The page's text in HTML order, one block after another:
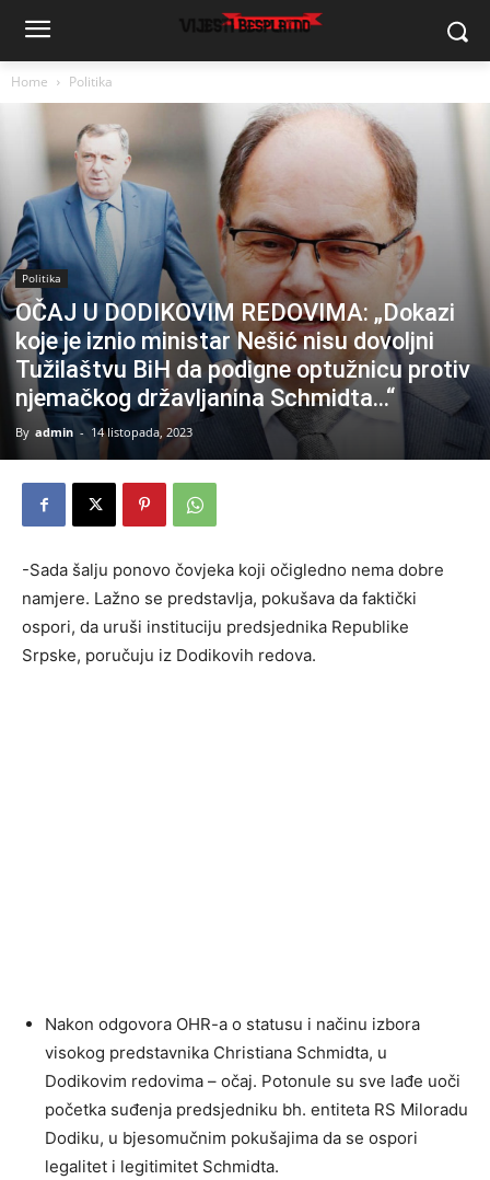
Home Politika
Politika
OČAJ U DODIKOVIM REDOVIMA: „Dokazi
koje je iznio ministar Nešić nisu dovoljni
Tužilaštvu BiH da podigne optužnicu protiv
njemačkog državljanina Schmidta…“
By admin - 14 listopada, 2023
-Sada šalju ponovo čovjeka koji očigledno nema dobre
namjere. Lažno se predstavlja, pokušava da faktički
ospori, da uruši instituciju predsjednika Republike
Srpske, poručuju iz Dodikovih redova.
Nakon odgovora OHR-a o statusu i načinu izbora
visokog predstavnika Christiana Schmidta, u
Dodikovim redovima – očaj. Potonule su sve lađe uoči
početka suđenja predsjedniku bh. entiteta RS Miloradu
Dodiku, u bjesomučnim pokušajima da se ospori
legalitet i legitimitet Schmidta.